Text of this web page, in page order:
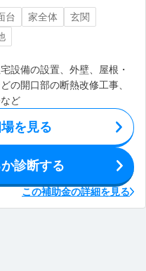
台 家全体
玄関
設備の設置、外壁、屋根・
の開口部の断熱改修工事、
ど
を見る
診断する
この補助金の詳細を見る